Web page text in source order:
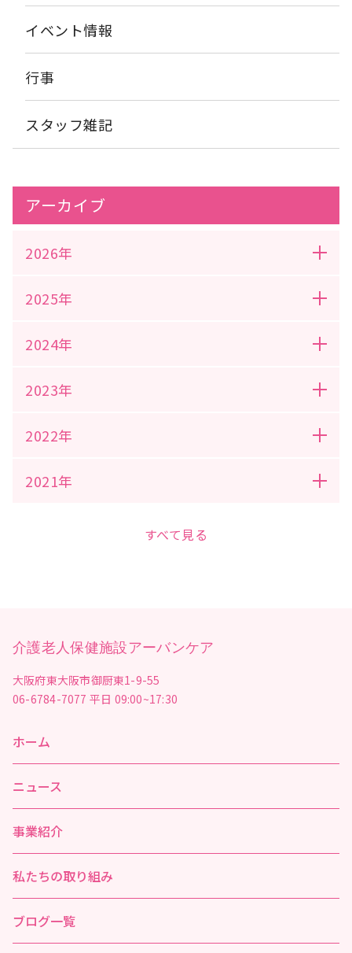
イベント情報
行事
スタッフ雑記
アーカイブ
2026年
2025年
2024年
2023年
2022年
2021年
すべて見る
介護老人保健施設アーバンケア
大阪府東大阪市御厨東1-9-55
06-6784-7077 平日 09:00~17:30
ホーム
ニュース
事業紹介
私たちの取り組み
ブログ一覧